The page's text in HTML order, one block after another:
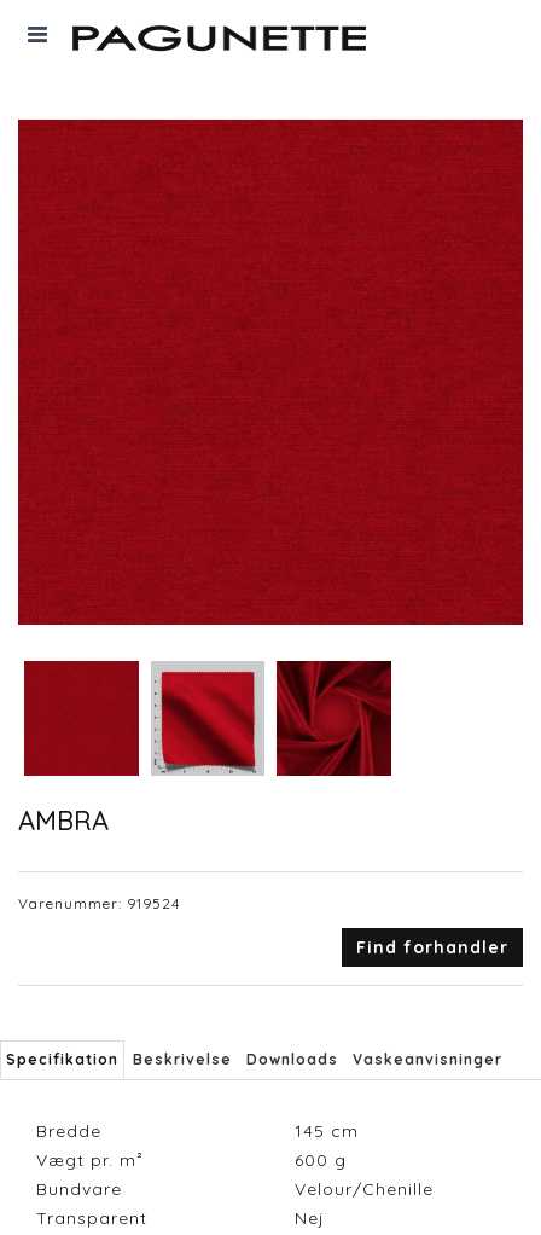
AMBRA
Varenummer: 919524
Find forhandler
Specifikation Beskrivelse Downloads Vaskeanvisninger
Bredde 145 cm
Vægt pr. m²
600 g
Bundvare
Velour/Chenille
Transparent
Nej